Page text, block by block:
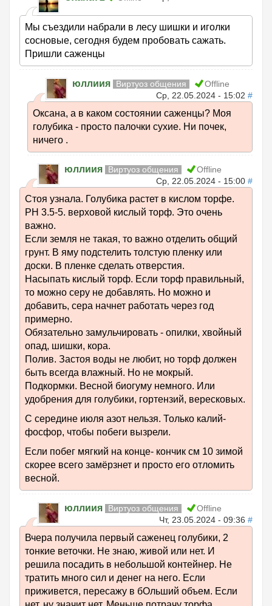
Мы съездили набрали в лесу шишки и иголки
сосновые, сегодня будем пробовать сажать.
Пришли саженцы
юллиия Виртуоз общения
Offline
Ср, 22.05.2024 - 15:02 #
Оксана, а в каком состоянии саженцы? Моя
голубика - просто палочки сухие. Ни почек,
ничего .
юллиия Виртуоз общения
Offline
Ср, 22.05.2024 - 15:00 #
Стоя узнала. Голубика растет в кислом торфе.
РН 3.5-5. верховой кислый торф. Это очень
важно.
Если земля не такая, то важно отделить общий
грунт. В яму подстелить толстую пленку или
доски. В пленке сделать отверстия.
Насыпать кислый торф. Если торф правильный,
то можно серу не добавлять. Но можно и
добавить, сера начнет работать через год
примерно.
Обязательно замульчировать - опилки, хвойный
опад, шишки, кора.
Полив. Застоя воды не любит, но торф должен
быть всегда влажный. Но не мокрый.
Подкормки. Весной биогуму немного. Или
удобрения для голубики, гортензий, вересковых.
С середине июля азот нельзя. Только калий-
фосфор, чтобы побеги вызрели.
Если побег мягкий на конце- кончик см 10 зимой
скорее всего замёрзнет и просто его отломить
весной.
юллиия Виртуоз общения
Offline
Чт, 23.05.2024 - 09:36 #
Вчера получила первый саженец голубики, 2
тонкие веточки. Не знаю, живой или нет. И
решила посадить в небольшой контейнер. Не
тратить много сил и денег на него. Если
приживется, пересажу в бОльший объем. Если